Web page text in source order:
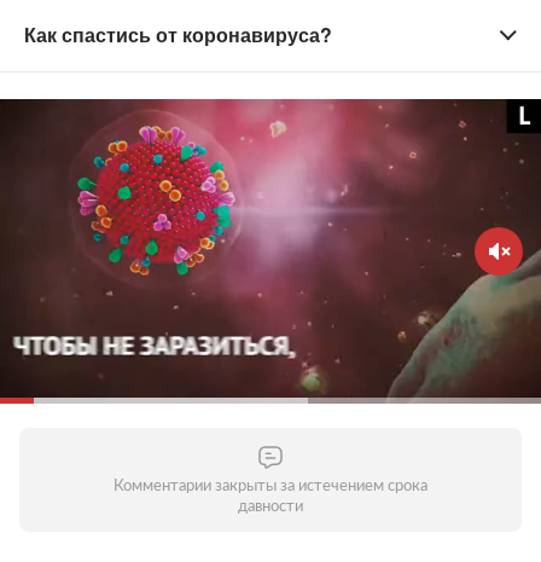
Как спастись от коронавируса?
Старайтесь не выходить из дома без
необходимости
Зачем это нужно?Вирус распространяется в
общественных местах — старайтесь их избегать.
Домашний режим особенно важно соблюдать
людям старше 65 лет и тем, кто страдает
хроническими заболеваниями. Молодым стоит
воздержаться от личного общения с родителями,
бабушками и дедушками и пожилыми людьми
вообще. Старайтесь поддерживать контакты по
уберечь пожилых людей от опасности заражения.
Комментарии закрыты за истечением срока
давности